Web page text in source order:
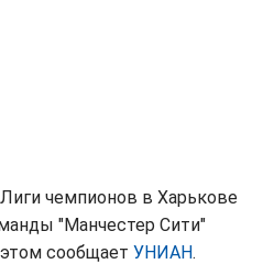
чемпионов в Харькове
"Манчестер Сити"
сообщает УНИАН.